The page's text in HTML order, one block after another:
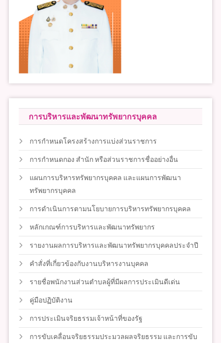
การบริหารและพัฒนาทรัพยากรบุคคล
การกำหนดโครงสร้างการแบ่งส่วนราชการ
การกำหนดกอง สำนัก หรือส่วนราชการชื่ออย่างอื่น
แผนการบริหารทรัพยากรบุคคล และแผนการพัฒนา
ทรัพยากรบุคคล
การดำเนินการตามนโยบายการบริหารทรัพยากรบุคคล
หลักเกณฑ์การบริหารและพัฒนาทรัพยากร
รายงานผลการบริหารและพัฒนาทรัพยากรบุคคลประจำปี
คำสั่งที่เกี่ยวข้องกับงานบริหารงานบุคคล
รายชื่อพนักงานส่วนตำบลผู้ที่มีผลการประเมินดีเด่น
คู่มือปฏิบัติงาน
การประเมินจริยธรรมเจ้าหน้าที่ของรัฐ
การขับเคลื่อนจริยธรรมประมวลผลจริยธรรม และการขับ